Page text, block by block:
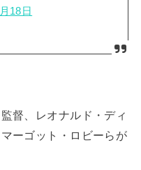
18日
督、レオナルド・ディ
ーゴット・ロビーらが